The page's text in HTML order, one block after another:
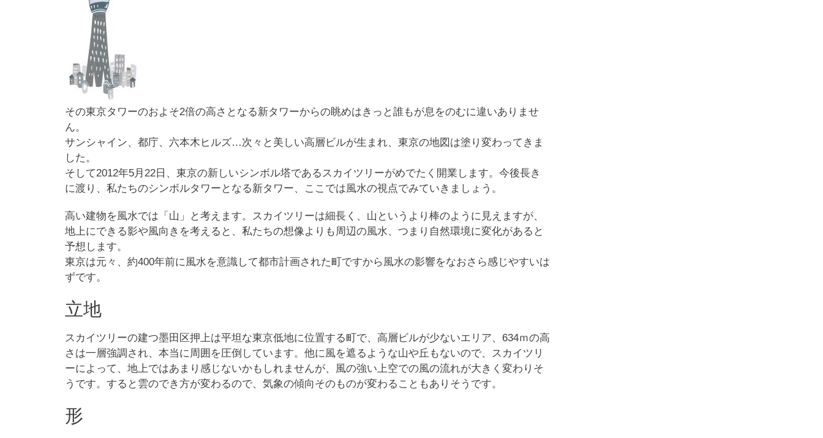
その東京タワーのおよそ2倍の高さとなる新タワーからの眺めはきっと誰もが息をのむに違いありませ
ん。
サンシャイン、都庁、六本木ヒルズ…次々と美しい高層ビルが生まれ、東京の地図は塗り変わってきま
した。
そして2012年5月22日、東京の新しいシンボル塔であるスカイツリーがめでたく開業します。今後長き
に渡り、私たちのシンボルタワーとなる新タワー、ここでは風水の視点でみていきましょう。
高い建物を風水では「山」と考えます。スカイツリーは細長く、山というより棒のように見えますが、
地上にできる影や風向きを考えると、私たちの想像よりも周辺の風水、つまり自然環境に変化があると
予想します。
東京は元々、約400年前に風水を意識して都市計画された町ですから風水の影響をなおさら感じやすいは
ずです。
立地
スカイツリーの建つ墨田区押上は平坦な東京低地に位置する町で、高層ビルが少ないエリア、634ｍの高
さは一層強調され、本当に周囲を圧倒しています。他に風を遮るような山や丘もないので、スカイツリ
ーによって、地上ではあまり感じないかもしれませんが、風の強い上空での風の流れが大きく変わりそ
うです。すると雲のでき方が変わるので、気象の傾向そのものが変わることもありそうです。
形